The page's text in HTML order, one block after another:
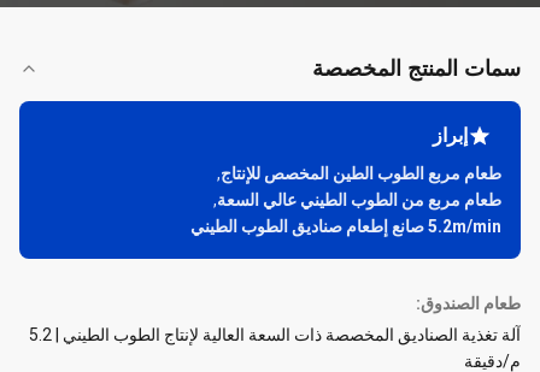
سمات المنتج المخصصة
إبراز
طعام مربع الطوب الطين المخصص للإنتاج,
طعام مربع من الطوب الطيني عالي السعة,
5.2m/min صانع إطعام صناديق الطوب الطيني
طعام الصندوق:
آلة تغذية الصناديق المخصصة ذات السعة العالية لإنتاج الطوب الطيني | 5.2
م/دقيقة